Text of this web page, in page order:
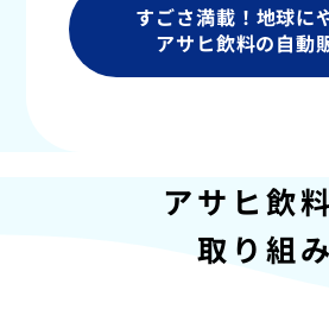
すごさ満載！地球に
アサヒ飲料の自動
アサヒ飲
取り組み